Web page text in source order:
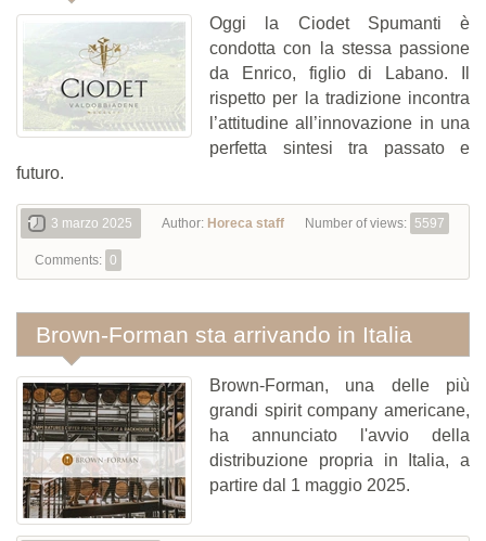
Oggi la Ciodet Spumanti è
condotta con la stessa passione
da Enrico, figlio di Labano. Il
rispetto per la tradizione incontra
l’attitudine all’innovazione in una
perfetta sintesi tra passato e
futuro.
3 marzo 2025 Author: Horeca staff Number of views: 5597
Comments: 0
Brown-Forman sta arrivando in Italia
Brown-Forman, una delle più
grandi spirit company americane,
ha annunciato l'avvio della
distribuzione propria in Italia, a
partire dal 1 maggio 2025.